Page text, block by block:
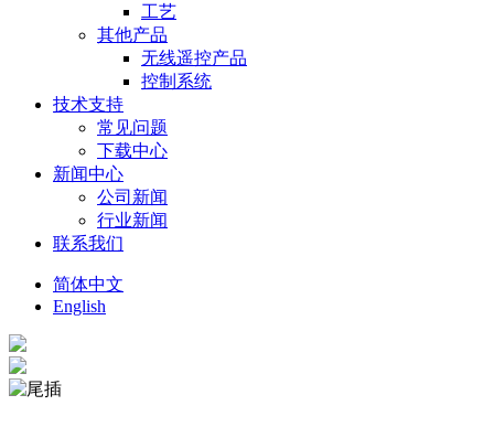
工艺
其他产品
无线遥控产品
控制系统
技术支持
常见问题
下载中心
新闻中心
公司新闻
行业新闻
联系我们
简体中文
English